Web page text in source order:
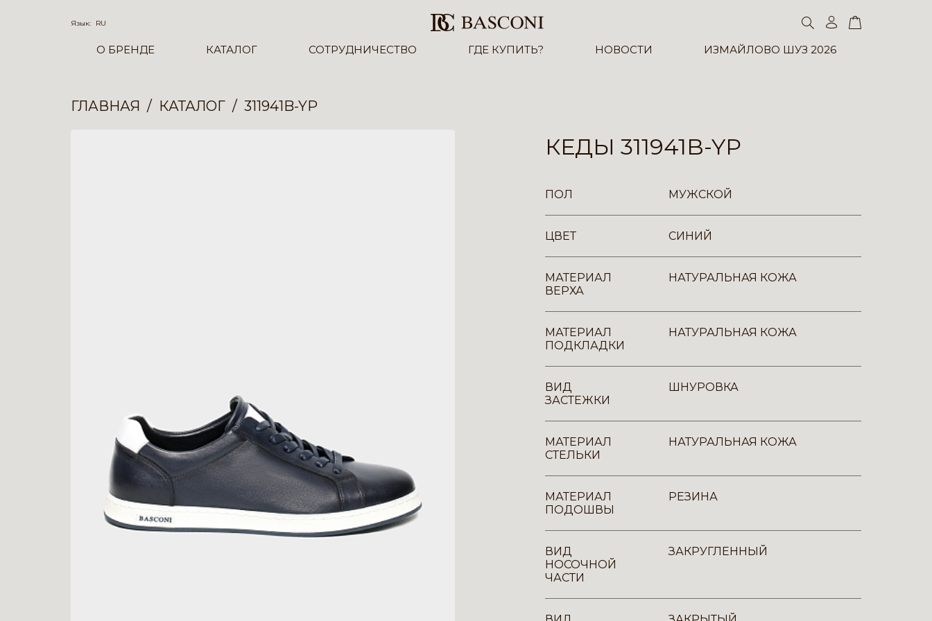
Язык: RU
О БРЕНДЕ КАТАЛОГ СОТРУДНИЧЕСТВО ГДЕ КУПИТЬ? НОВОСТИ ИЗМАЙЛОВО ШУЗ 2026
ГЛАВНАЯ КАТАЛОГ 311941B-YP
КЕДЫ 311941B-YP
ПОЛ МУЖСКОЙ
ЦВЕТ СИНИЙ
МАТЕРИАЛ
ВЕРХА
НАТУРАЛЬНАЯ КОЖА
МАТЕРИАЛ
ПОДКЛАДКИ
НАТУРАЛЬНАЯ КОЖА
ВИД
ЗАСТЕЖКИ
ШНУРОВКА
МАТЕРИАЛ
СТЕЛЬКИ
НАТУРАЛЬНАЯ КОЖА
МАТЕРИАЛ
ПОДОШВЫ
РЕЗИНА
ВИД
НОСОЧНОЙ
ЧАСТИ
ЗАКРУГЛЕННЫЙ